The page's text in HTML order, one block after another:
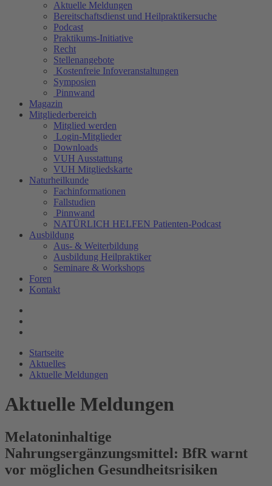
Aktuelle Meldungen
Bereitschaftsdienst und Heilpraktikersuche
Podcast
Praktikums-Initiative
Recht
Stellenangebote
Kostenfreie Infoveranstaltungen
Symposien
Pinnwand
Magazin
Mitgliederbereich
Mitglied werden
Login-Mitglieder
Downloads
VUH Ausstattung
VUH Mitgliedskarte
Naturheilkunde
Fachinformationen
Fallstudien
Pinnwand
NATÜRLICH HELFEN Patienten-Podcast
Ausbildung
Aus- & Weiterbildung
Ausbildung Heilpraktiker
Seminare & Workshops
Foren
Kontakt
Startseite
Aktuelles
Aktuelle Meldungen
Aktuelle Meldungen
Melatoninhaltige
Nahrungsergänzungsmittel: BfR warnt
vor möglichen Gesundheitsrisiken